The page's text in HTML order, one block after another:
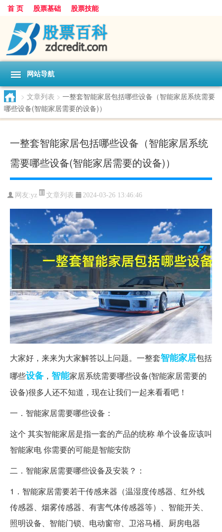
首 页 股票基础 股票技能
网站导航
> 文章列表 > 一整套智能家居包括哪些设备（智能家居系统需要
哪些设备(智能家居需要的设备)）
一整套智能家居包括哪些设备（智能家居系统
需要哪些设备(智能家居需要的设备)）
网友:yz 文章列表 2024-03-26 13:46:46
大家好，来来为大家解答以上问题。一整套智能家居包括
哪些设备 ， 智能家居系统需要哪些设备(智能家居需要的
设备)很多人还不知道，现在让我们一起来看看吧！
一．智能家居需要哪些设备：
这个 其实智能家居是指一套的产品的统称 单个设备应该叫
智能家电 你需要的可能是智能安防
二．智能家居需要哪些设备及安装？：
1．智能家居需要若干传感来器（温湿度传感器、红外线
传感器、烟雾传感器、有害气体传感器等）、智能开关、
照明设备、智能门锁、电动窗帘、卫浴马桶、厨房电器